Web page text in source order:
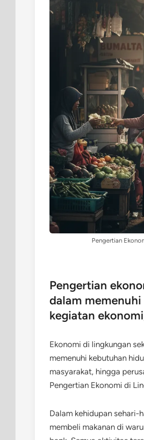
Pengertian
Pengertian
dalam
kegiatan
Ekonomi di lingkungan
memenuhi kebutuhan
masyarakat, hingga
Pengertian Ekonomi di
Dalam kehidupan sehari-
membeli makanan di